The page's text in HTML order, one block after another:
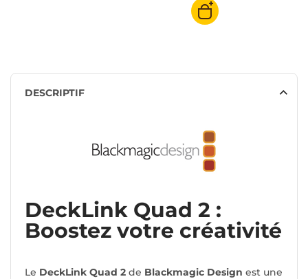
DESCRIPTIF
DeckLink Quad 2 :
Boostez votre créativité
Le DeckLink Quad 2 de Blackmagic Design est une